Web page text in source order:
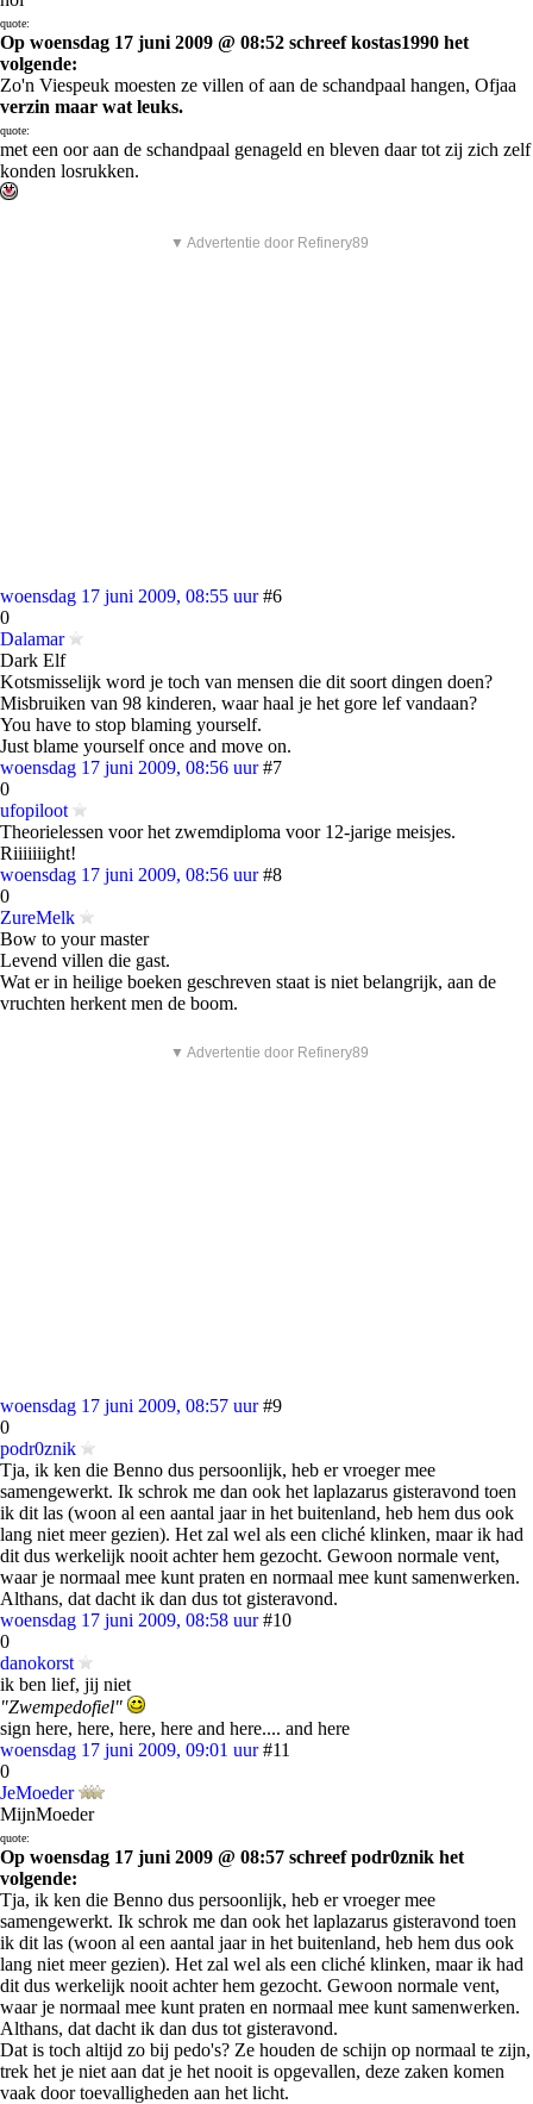
quote:
Op woensdag 17 juni 2009 @ 08:52 schreef kostas1990 het
volgende:
Zo'n Viespeuk moesten ze villen of aan de schandpaal hangen, Ofjaa
verzin maar wat leuks.
quote:
met een oor aan de schandpaal genageld en bleven daar tot zij zich zelf
konden losrukken.
▼ Advertentie door Refinery89
woensdag 17 juni 2009, 08:55 uur #6
0
Dalamar
Dark Elf
Kotsmisselijk word je toch van mensen die dit soort dingen doen?
Misbruiken van 98 kinderen, waar haal je het gore lef vandaan?
You have to stop blaming yourself.
Just blame yourself once and move on.
woensdag 17 juni 2009, 08:56 uur #7
0
ufopiloot
Theorielessen voor het zwemdiploma voor 12-jarige meisjes.
Riiiiiiight!
woensdag 17 juni 2009, 08:56 uur #8
0
ZureMelk
Bow to your master
Levend villen die gast.
Wat er in heilige boeken geschreven staat is niet belangrijk, aan de
vruchten herkent men de boom.
▼ Advertentie door Refinery89
woensdag 17 juni 2009, 08:57 uur #9
0
podr0znik
Tja, ik ken die Benno dus persoonlijk, heb er vroeger mee
samengewerkt. Ik schrok me dan ook het laplazarus gisteravond toen
ik dit las (woon al een aantal jaar in het buitenland, heb hem dus ook
lang niet meer gezien). Het zal wel als een cliché klinken, maar ik had
dit dus werkelijk nooit achter hem gezocht. Gewoon normale vent,
waar je normaal mee kunt praten en normaal mee kunt samenwerken.
Althans, dat dacht ik dan dus tot gisteravond.
woensdag 17 juni 2009, 08:58 uur #10
0
danokorst
ik ben lief, jij niet
"Zwempedofiel"
sign here, here, here, here and here.... and here
woensdag 17 juni 2009, 09:01 uur #11
0
JeMoeder
MijnMoeder
quote:
Op woensdag 17 juni 2009 @ 08:57 schreef podr0znik het
volgende:
Tja, ik ken die Benno dus persoonlijk, heb er vroeger mee
samengewerkt. Ik schrok me dan ook het laplazarus gisteravond toen
ik dit las (woon al een aantal jaar in het buitenland, heb hem dus ook
lang niet meer gezien). Het zal wel als een cliché klinken, maar ik had
dit dus werkelijk nooit achter hem gezocht. Gewoon normale vent,
waar je normaal mee kunt praten en normaal mee kunt samenwerken.
Althans, dat dacht ik dan dus tot gisteravond.
Dat is toch altijd zo bij pedo's? Ze houden de schijn op normaal te zijn,
trek het je niet aan dat je het nooit is opgevallen, deze zaken komen
vaak door toevalligheden aan het licht.